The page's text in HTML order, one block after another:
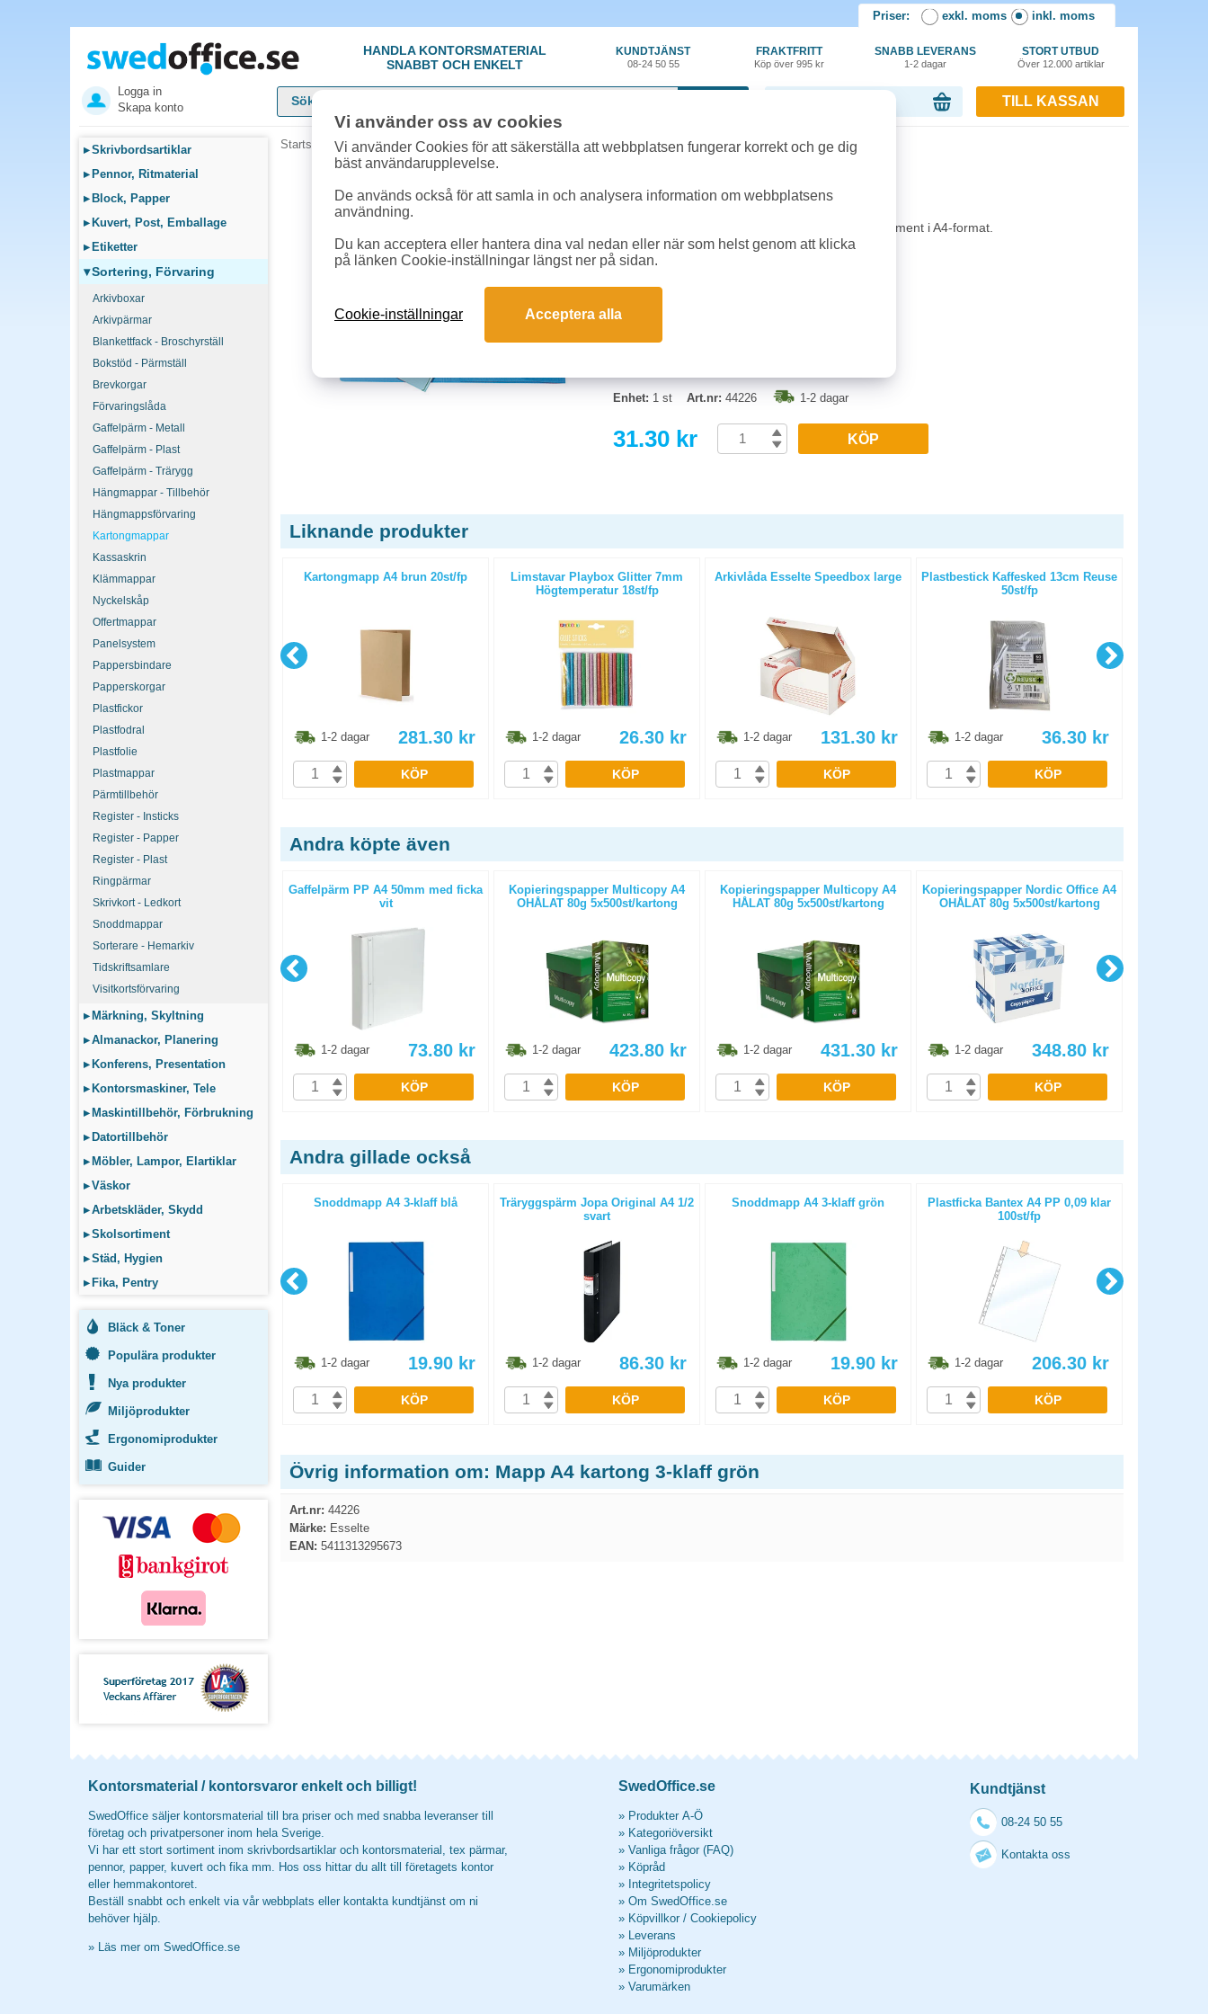
Priser: exkl. moms inkl. moms
HANDLA KONTORSMATERIAL
SNABBT OCH ENKELT
KUNDTJÄNST
08-24 50 55
FRAKTFRITT
Köp över 995 kr
SNABB LEVERANS
1-2 dagar
STORT UTBUD
Över 12.000 artiklar
Logga in
Skapa konto
TILL KASSAN
▸Skrivbordsartiklar
▸ Pennor, Ritmaterial
▸ Block, Papper
▸ Kuvert, Post, Emballage
▸ Etiketter
▾Sortering, Förvaring
Arkivboxar
Arkivpärmar
Blankettfack - Broschyrställ
Bokstöd - Pärmställ
Brevkorgar
Förvaringslåda
Gaffelpärm - Metall
Gaffelpärm - Plast
Gaffelpärm - Trärygg
Hängmappar - Tillbehör
Hängmappsförvaring
Kartongmappar
Kassaskrin
Klämmappar
Nyckelskåp
Offertmappar
Panelsystem
Pappersbindare
Papperskorgar
Plastfickor
Plastfodral
Plastfolie
Plastmappar
Pärmtillbehör
Register - Insticks
Register - Papper
Register - Plast
Ringpärmar
Skrivkort - Ledkort
Snoddmappar
Sorterare - Hemarkiv
Tidskriftsamlare
Visitkortsförvaring
▸ Märkning, Skyltning
▸Almanackor, Planering
▸ Konferens, Presentation
▸ Kontorsmaskiner, Tele
▸ Maskintillbehör, Förbrukning
▸ Datortillbehör
▸ Möbler, Lampor, Elartiklar
▸Väskor
▸Arbetskläder, Skydd
▸Skolsortiment
▸Städ, Hygien
▸ Fika, Pentry
Bläck & Toner
Populära produkter
Nya produkter
Miljöprodukter
Ergonomiprodukter
Guider
Startsida »Sortering, Förvaring»Kartongmappar»Mapp A4 kartong 3-klaff grön
Mapp A4 kartong 3-klaff grön
Mapp av 100 % återvunnen kartong. Passar dokument i A4-format.
Enhet: 1 st Art.nr: 44226 1-2 dagar
31.30 kr KÖP
Liknande produkter
Diskmedel Grumme Hav 500ml
1-2 dagar
Kartongmapp A4 brun 20st/fp
1-2 dagar 281.30 kr
KÖP
Limstavar Playbox Glitter 7mm
Högtemperatur 18st/fp
1-2 dagar 26.30 kr
KÖP
Arkivlåda Esselte Speedbox large
1-2 dagar 131.30 kr
KÖP
Plastbestick Kaffesked 13cm Reuse
50st/fp
1-2 dagar 36.30 kr
KÖP
Andra köpte även
Kopieringspapper Multicopy Next
Xpressbox A4 80g OHÅLAT
1-2 dagar 436.30
KÖP
Gaffelpärm PP A4 50mm med ficka
vit
1-2 dagar 73.80 kr
KÖP
Kopieringspapper Multicopy A4
OHÅLAT 80g 5x500st/kartong
1-2 dagar 423.80 kr
KÖP
Kopieringspapper Multicopy A4
HÅLAT 80g 5x500st/kartong
1-2 dagar 431.30 kr
KÖP
Kopieringspapper Nordic Office A4
OHÅLAT 80g 5x500st/kartong
1-2 dagar 348.80 kr
KÖP
Andra gillade också
Mapp A3 kartong 3-klaff brun
1-2 dagar 93.80
Snoddmapp A4 3-klaff blå
1-2 dagar 19.90 kr
KÖP
Träryggspärm Jopa Original A4 1/2
svart
1-2 dagar 86.30 kr
KÖP
Snoddmapp A4 3-klaff grön
1-2 dagar 19.90 kr
KÖP
Plastficka Bantex A4 PP 0,09 klar
100st/fp
1-2 dagar 206.30 kr
KÖP
Övrig information om: Mapp A4 kartong 3-klaff grön
Art.nr: 44226
Märke: Esselte
EAN: 5411313295673
Kontorsmaterial / kontorsvaror enkelt och billigt!
SwedOffice säljer kontorsmaterial till bra priser och med snabba leveranser till
företag och privatpersoner inom hela Sverige.
Vi har ett stort sortiment inom skrivbordsartiklar och kontorsmaterial, tex pärmar,
pennor, papper, kuvert och fika mm. Hos oss hittar du allt till företagets kontor
eller hemmakontoret.
Beställ snabbt och enkelt via vår webbplats eller kontakta kundtjänst om ni
behöver hjälp.
» Läs mer om SwedOffice.se
SwedOffice.se
» Produkter A-Ö
» Kategoriöversikt
» Vanliga frågor (FAQ)
» Köpråd
» Integritetspolicy
» Om SwedOffice.se
» Köpvillkor / Cookiepolicy
» Leverans
» Miljöprodukter
» Ergonomiprodukter
» Varumärken
Kundtjänst
08-24 50 55
Kontakta oss
Vi använder oss av cookies
Vi använder Cookies för att säkerställa att webbplatsen fungerar korrekt och ge dig
bäst användarupplevelse.
De används också för att samla in och analysera information om webbplatsens
användning.
Du kan acceptera eller hantera dina val nedan eller när som helst genom att klicka
på länken Cookie-inställningar längst ner på sidan.
Cookie-inställningar Acceptera alla